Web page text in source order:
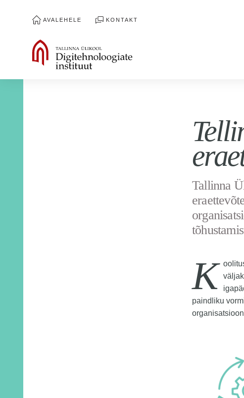
AVALEHELE KONTAKT
Tallinna
K
paindliku